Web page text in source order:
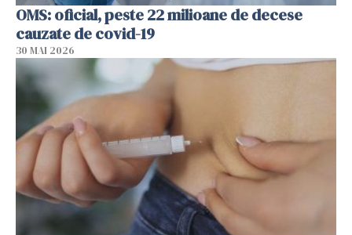
OMS: oficial, peste 22 milioane de decese
cauzate de covid-19
30 MAI 2026